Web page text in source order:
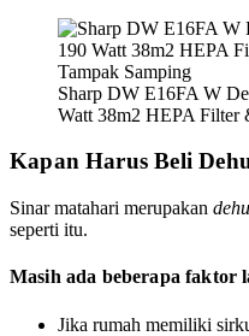
Sharp DW E16FA W
Watt 38m2 HEPA Filter
Kapan Harus Beli
Sinar matahari merupakan
seperti itu.
Masih ada beberapa faktor
Jika rumah memiliki